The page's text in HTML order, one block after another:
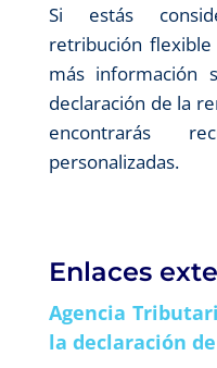
Si estás
retribución
más información
declaración de la
encontrarás
personalizadas.
Enlaces
Agencia
la declaración